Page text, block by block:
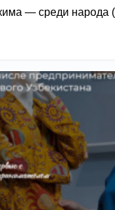
— среди народа